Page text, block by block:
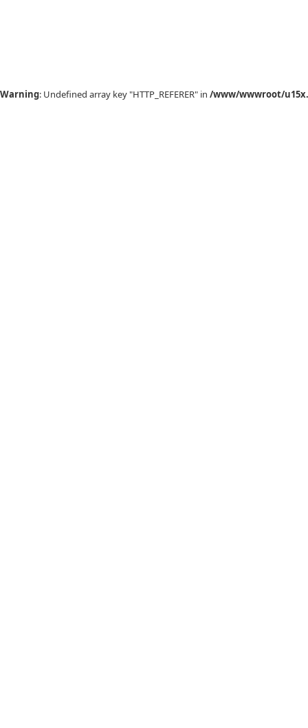
Warning: Undefined array key "HTTP_REFERER" in /www/wwwroot/